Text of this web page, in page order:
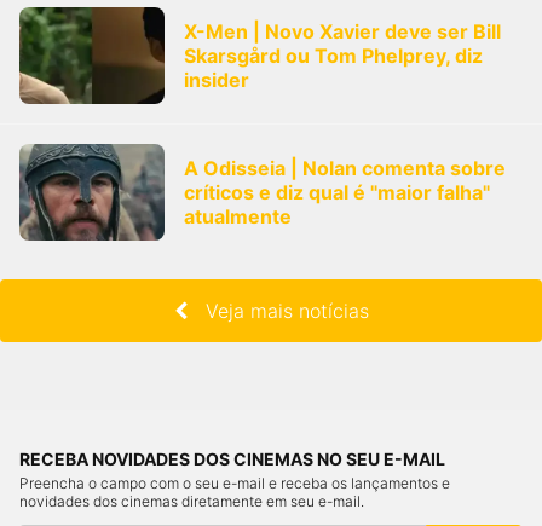
X-Men | Novo Xavier deve ser Bill
Skarsgård ou Tom Phelprey, diz
insider
A Odisseia | Nolan comenta sobre
críticos e diz qual é "maior falha"
atualmente
Veja mais notícias
RECEBA NOVIDADES DOS CINEMAS NO SEU E-MAIL
Preencha o campo com o seu e-mail e receba os lançamentos e
novidades dos cinemas diretamente em seu e-mail.